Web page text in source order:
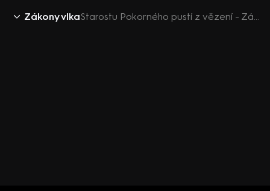
Zákony vlka Starostu Pokorného pustí z vězení - Zákony vlka 2